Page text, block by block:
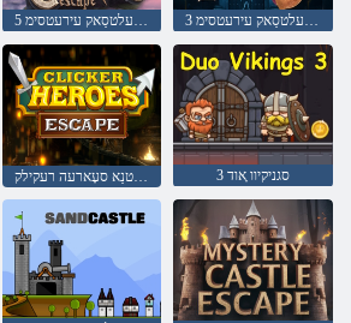
ןפיולטנַא סעָארעה רעקילק 3 סגניקיוו ָאוד